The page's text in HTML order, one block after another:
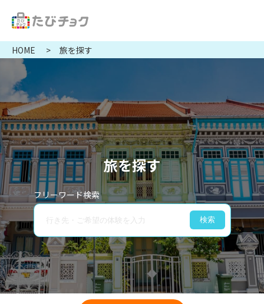
HOME 旅を探す
旅を探す
フリーワード検索
検索